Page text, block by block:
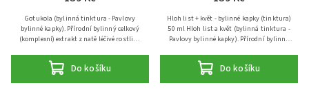
Do košíku
Gotukola (bylinná tinktura - Pavlovy
bylinné kapky). Přírodní bylinný celkový
(komplexní) extrakt z natě léčivé rostliny
Do košíku
Hloh list + květ - bylinné kapky (tinktura)
50 ml Hloh list a květ (bylinná tinktura -
Pavlovy bylinné kapky). Přírodní bylinný